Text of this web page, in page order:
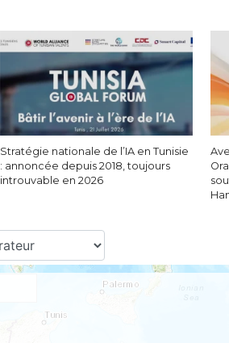
Stratégie nationale de l’IA en Tunisie
: annoncée depuis 2018, toujours
introuvable en 2026